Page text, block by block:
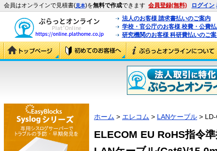
会員はオンラインで見積書(見本)を無料で作成できます 会員登録(無料) ログイン
法人のお客様 請求書払いのご案内
学校・官公庁のお客様 校費・公費
研究機関のお客様 科研費払いのご
ホーム > エレコム > LANケーブル >
ELECOM EU RoHS指令